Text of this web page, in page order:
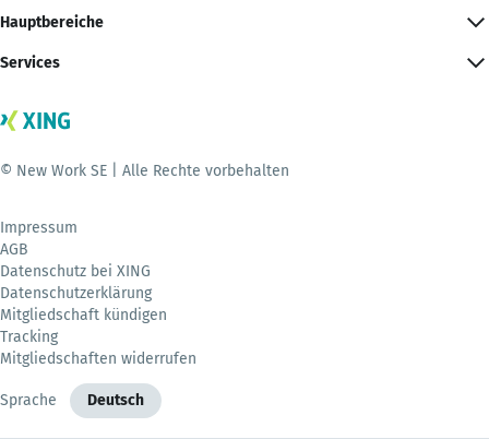
Hauptbereiche
Services
© New Work SE | Alle Rechte vorbehalten
Impressum
AGB
Datenschutz bei XING
Datenschutzerklärung
Mitgliedschaft kündigen
Tracking
Mitgliedschaften widerrufen
Sprache Deutsch